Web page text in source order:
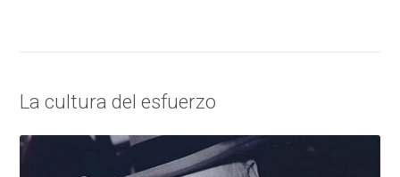
La cultura del esfuerzo